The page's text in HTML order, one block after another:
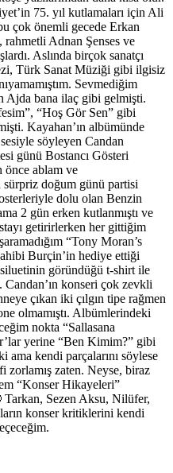
75. yıl kutlamaları için Ali
çok önemli gecede Erkan
rahmetli Adnan Şenses ve
Aslında birçok sanatçı
Türk Sanat Müziği gibi ilgisiz
Sevmediğim
Ajda bana ilaç gibi gelmişti.
“Hoş Gör Sen” gibi
Kayahan’ın albümünde
söyleyen Candan
günü Bostancı Gösteri
önce ablam ve
doğum günü partisi
dolu olan Benzin
2 gün erken kutlanmıştı ve
getirirlerken her gittiğim
“Tony Moran’s
Burçin’in hediye ettiği
göründüğü t-shirt ile
konseri çok zevkli
çıkan iki çılgın tipe rağmen
olmamıştı. Albümlerindeki
nokta “Sallasana
yerine “Ben Kimim?” gibi
kendi parçalarını söylese
zorlamış zaten. Neyse, biraz
“Konser Hikayeleri”
Tarkan, Sezen Aksu, Nilüfer,
konser kritiklerini kendi